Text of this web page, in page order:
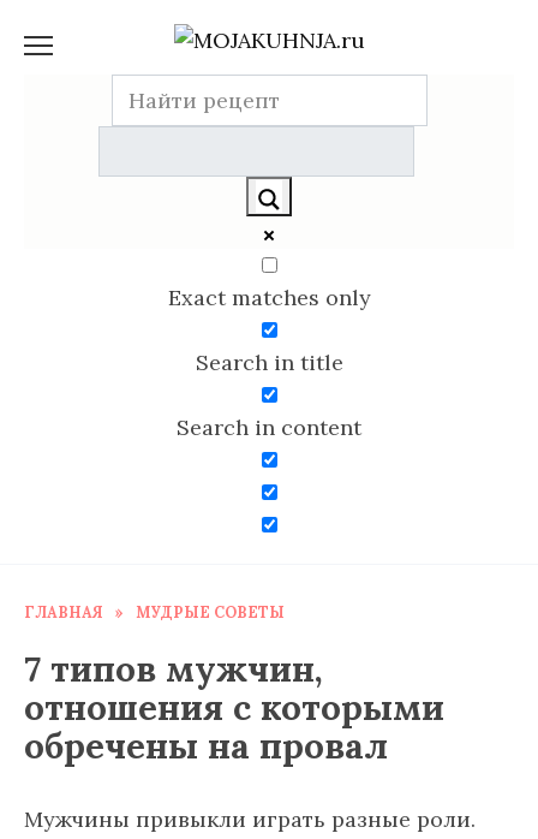
содержанию
Exact matches only
Search in title
Search in content
ГЛАВНАЯ » МУДРЫЕ СОВЕТЫ
7 типов мужчин,
отношения с которыми
обречены на провал
Мужчины привыкли играть разные роли.